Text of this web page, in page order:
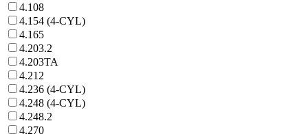
4.108
4.154 (4-CYL)
4.165
4.203.2
4.203TA
4.212
4.236 (4-CYL)
4.248 (4-CYL)
4.248.2
4.270